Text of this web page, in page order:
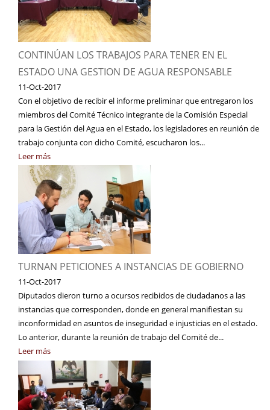
CONTINÚAN LOS TRABAJOS PARA TENER EN EL
ESTADO UNA GESTION DE AGUA RESPONSABLE
11-Oct-2017
Con el objetivo de recibir el informe preliminar que entregaron los
miembros del Comité Técnico integrante de la Comisión Especial
para la Gestión del Agua en el Estado, los legisladores en reunión de
trabajo conjunta con dicho Comité, escucharon los...
Leer más
TURNAN PETICIONES A INSTANCIAS DE GOBIERNO
11-Oct-2017
Diputados dieron turno a ocursos recibidos de ciudadanos a las
instancias que corresponden, donde en general manifiestan su
inconformidad en asuntos de inseguridad e injusticias en el estado.
Lo anterior, durante la reunión de trabajo del Comité de...
Leer más